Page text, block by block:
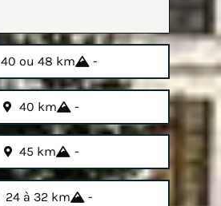
40 ou 48 km -
40 km -
45 km -
24 à 32 km -